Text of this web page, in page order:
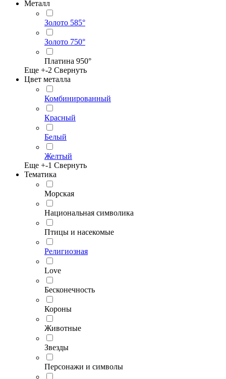
Металл
Золото 585°
Золото 750°
Платина 950°
Еще +-2 Свернуть
Цвет металла
Комбинированный
Красный
Белый
Желтый
Еще +-1 Свернуть
Тематика
Морская
Национальная символика
Птицы и насекомые
Религиозная
Love
Бесконечность
Короны
Животные
Звезды
Персонажи и символы